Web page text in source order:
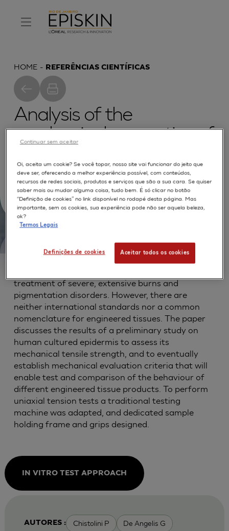
HOME REFERÊNCIAS CIENTÍFICAS
Analysis of the
mechanical properties of
epidermis: preliminary
results
treatment of severe, extensive burns and
pigmentation disorders. However, there are
neither international standards nor a common
nomenclature for engineered tissues. The paper
discusses the results of a preliminary study on
human cultured epidermis to assess its
mechanical tensile strength, and to eventually
establish mechanical evaluation criteria that will
enable test and comparison of the behaviour of
different engineered tissue products. To perform
uniaxial tension tests a traditional testing
machine was adapted, and dedicated sample
holding frame and grips designed.
IN VITRO TEST APPROACH
AUTORES : Chistolini P De Angelis G
Oi, aceita um cookie? Se você topar, nosso site vai funcionar do jeito que
deve ser, oferecendo a melhor experiência possível, com conteúdos,
recursos de redes sociais, produtos e serviços que são a sua cara. Se quiser
saber mais ou mudar alguma coisa, tudo bem. É só clicar no botão
“Definição de cookies” no link disponível no rodapé desta página. Mas
importante, sem os cookies, sua experiência pode não ser aquela beleza,
ok?
Termos Legais
Definições de cookies Aceitar todos os cookies
Continuar sem aceitar